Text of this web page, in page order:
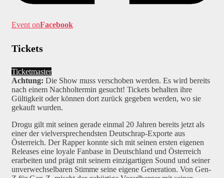
Event onFacebook
Tickets
Ticketmaster
Achtung: Die Show muss verschoben werden. Es wird bereits
nach einem Nachholtermin gesucht! Tickets behalten ihre
Gültigkeit oder können dort zurück gegeben werden, wo sie
gekauft wurden.
Drogu gilt mit seinen gerade einmal 20 Jahren bereits jetzt als
einer der vielversprechendsten Deutschrap-Exporte aus
Österreich. Der Rapper konnte sich mit seinen ersten eigenen
Releases eine loyale Fanbase in Deutschland und Österreich
erarbeiten und prägt mit seinem einzigartigen Sound und seiner
unverwechselbaren Stimme seine eigene Generation. Von Gen-